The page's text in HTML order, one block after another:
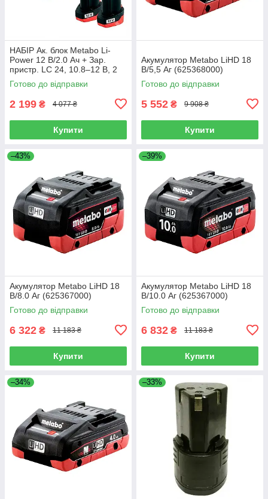
НАБІР Ак. блок Metabo Li-
Power 12 В/2.0 Ач + Зар.
пристр. LC 24, 10.8–12 В, 2
А, Metabo PowerMaxx
Готово до відправки
2 199 ₴ 4 077 ₴
Купити
Акумулятор Metabo LiHD 18
В/5,5 Аг (625368000)
Готово до відправки
5 552 ₴ 9 908 ₴
Купити
–43%
Акумулятор Metabo LiHD 18
В/8.0 Аг (625367000)
Готово до відправки
6 322 ₴ 11 183 ₴
Купити
–39%
Акумулятор Metabo LiHD 18
В/10.0 Аг (625367000)
Готово до відправки
6 832 ₴ 11 183 ₴
Купити
–34% –33%